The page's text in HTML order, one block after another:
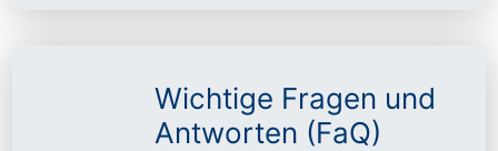
Wichtige Fragen und
Antworten (FaQ)